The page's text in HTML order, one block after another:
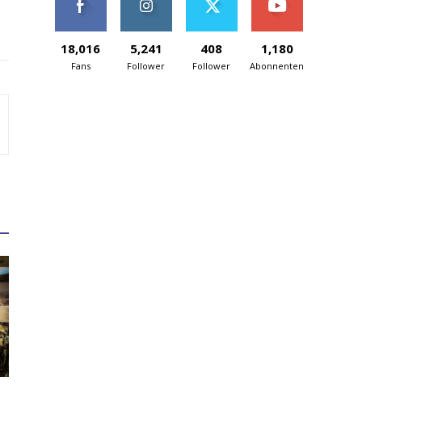
18,016
Fans
5,241
Follower
408
Follower
1,180
Abonnenten